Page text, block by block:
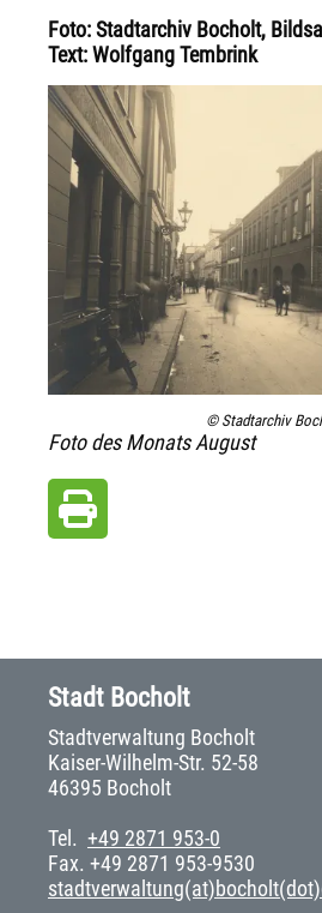
Foto: Stadtarchiv Bocholt,
Text: Wolfgang Tembrink
© Stadtarchiv
Foto des Monats August
Stadt Bocholt
Stadtverwaltung Bocholt
Kaiser-Wilhelm-Str. 52-58
46395 Bocholt
Tel. +49 2871 953-0
Fax. +49 2871 953-9530